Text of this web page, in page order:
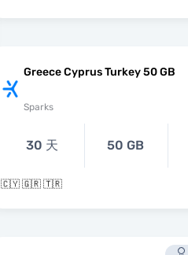
Greece Cyprus Turkey 50 GB
Sparks
30 天 50 GB
🇨🇾 🇬🇷 🇹🇷